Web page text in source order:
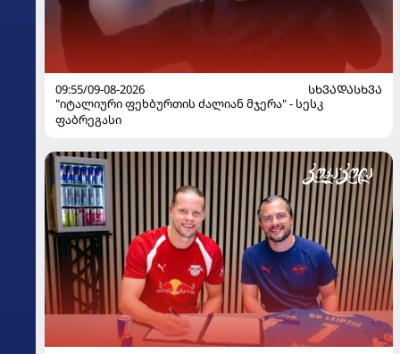
09:55/09-08-2026
ᲡᲮᲕᲐᲓᲐᲡᲮᲕᲐ
"იტალიური ფეხბურთის ძალიან მჯერა" - სესკ
ფაბრეგასი